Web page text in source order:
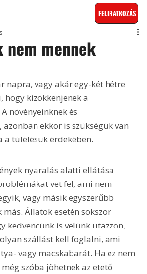
FELIRATKOZÁS
nem mennek
napra, vagy akár egy-két hétre
kizökkenjenek a
növényeinknek és
ekkor is szükségük van
a túlélésük érdekében.
nyaralás alatti ellátása
vet fel, ami nem
vagy másik egyszerűbb
más. Állatok esetén sokszor
kedvencünk is velünk utazzon,
szállást kell foglalni, ami
vagy macskabarát. Ha ez nem
szóba jöhetnek az etető